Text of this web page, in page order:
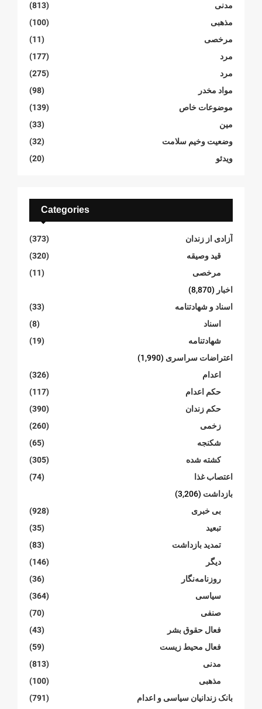
مدنی
(813)
مذهبی
(100)
مرخصی
(11)
مرد
(177)
مرد
(275)
مواد مخدر
(98)
موضوعات خاص
(139)
مین
(33)
وضعیت وخیم سلامت
(32)
ویدئو
(20)
Categories
آزادی از زندان
(373)
قید وصیقه
(320)
مرخصی
(11)
اخبار (8,870)
اسناد و شهادتنامە
(33)
اسناد
(8)
شهادتنامە
(19)
اعتراضات سراسری (1,990)
اعدام
(326)
حکم اعدام
(117)
حکم زندان
(390)
زخمی
(260)
شکنجە
(65)
کشته شده
(305)
اعتصاب غذا
(74)
بازداشت (3,206)
بی خبری
(928)
تبعید
(35)
تمدید بازداشت
(83)
دیگر
(146)
روزنامەنگار
(36)
سیاسی
(364)
صنفی
(70)
فعال حقوق بشر
(43)
فعال محیط زیست
(59)
مدنی
(813)
مذهبی
(100)
بانک زندانیان سیاسی و اعدام
(791)